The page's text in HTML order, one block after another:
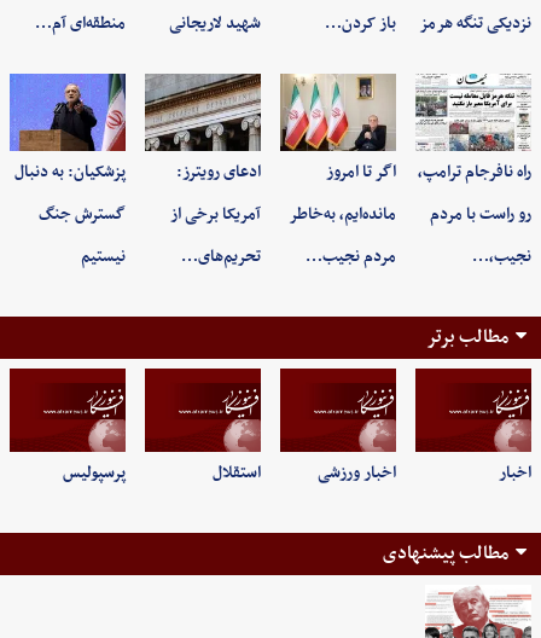
نزدیکی تنگه هرمز باز کردن… شهید لاریجانی منطقه‌ای آم…
راه نافرجام ترامپ،
رو راست با مردم
نجیب،…
اگر تا امروز
مانده‌ایم، به‌خاطر
مردم نجیب…
ادعای رویترز:
آمریکا برخی از
تحریم‌های…
پزشکیان: به‌ دنبال
گسترش جنگ
نیستیم
مطالب برتر
اخبار اخبار ورزشی استقلال پرسپولیس
مطالب پیشنهادی